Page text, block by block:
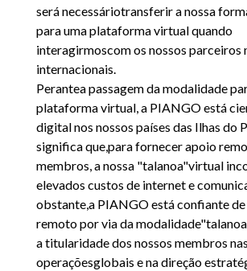
será necessáriotransferir a nossa
para uma plataforma virtual quando
interagirmoscom os nossos parceiros
internacionais.
Perantea passagem da modalidade
plataforma virtual, a PIANGO está
digital nos nossos países das Ilhas do
significa que,para fornecer apoio
membros, a nossa "talanoa"virtual
elevados custos de internet e
obstante,a PIANGO está confiante
remoto por via da
a titularidade dos nossos membros nas
operaçõesglobais e na direção